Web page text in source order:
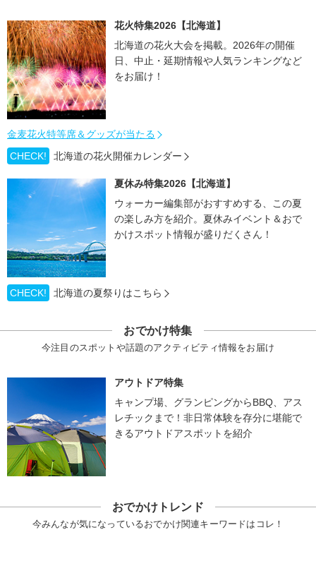
花火特集2026【北海道】
北海道の花火大会を掲載。2026年の開催
日、中止・延期情報や人気ランキングなど
をお届け！
金麦花火特等席＆グッズが当たる
CHECK!
北海道の花火開催カレンダー
夏休み特集2026【北海道】
ウォーカー編集部がおすすめする、この夏
の楽しみ方を紹介。夏休みイベント＆おで
かけスポット情報が盛りだくさん！
CHECK! 北海道の夏祭りはこちら
おでかけ特集
今注目のスポットや話題のアクティビティ情報をお届け
アウトドア特集
キャンプ場、グランピングからBBQ、アス
レチックまで！非日常体験を存分に堪能で
きるアウトドアスポットを紹介
おでかけトレンド
今みんなが気になっているおでかけ関連キーワードはコレ！